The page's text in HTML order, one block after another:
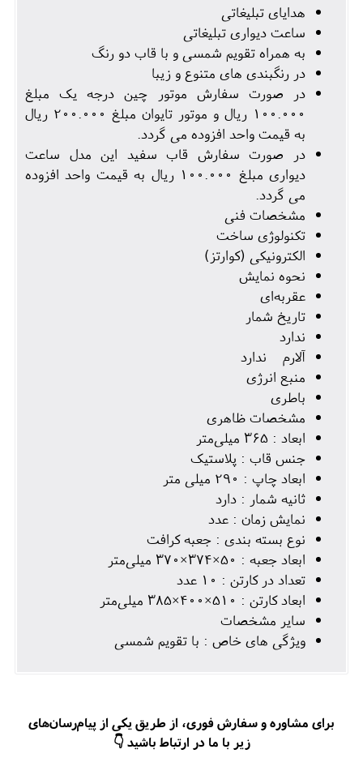
هدایای تبلیغاتی
ساعت دیواری تبلیغاتی
به همراه تقویم شمسی و با قاب دو رنگ
در رنگبندی های متنوع و زیبا
در صورت سفارش موتور چین درجه یک مبلغ
100.000 ریال و موتور تایوان مبلغ 200.000 ریال
به قیمت واحد افزوده می گردد.
در صورت سفارش قاب سفید این مدل ساعت
دیواری مبلغ 100.000 ریال به قیمت واحد افزوده
می گردد.
مشخصات فنی
تکنولوژی ساخت
الکترونیکی (کوارتز)
نحوه نمایش
عقربه‌ای
تاریخ شمار
ندارد
آلارم ندارد
منبع انرژی
باطری
مشخصات ظاهری
ابعاد : 365 میلی‌متر
جنس قاب : پلاستیک
ابعاد چاپ : 290 میلی متر
ثانیه شمار : دارد
نمایش زمان : عدد
نوع بسته بندی : جعبه کرافت
ابعاد جعبه : 50×374×370 میلی‌متر
تعداد در کارتن : 10 عدد
ابعاد کارتن : 510×400×385 میلی‌متر
سایر مشخصات
ویژگی های خاص : با تقویم شمسی
برای مشاوره و سفارش فوری، از طریق یکی از پیام‌رسان‌های
زیر با ما در ارتباط باشید 👇